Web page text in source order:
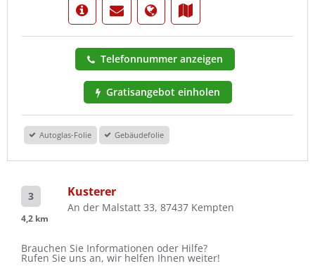
Telefonnummer anzeigen
Gratisangebot einholen
Autoglas-Folie Gebäudefolie
3
4,2 km
Kusterer
An der Malstatt 33, 87437 Kempten
Brauchen Sie Informationen oder Hilfe?
Rufen Sie uns an, wir helfen Ihnen weiter!